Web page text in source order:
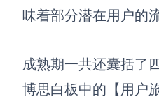
味着部分潜在用户的流
成熟期一共还囊括了
博思白板中的 【用户